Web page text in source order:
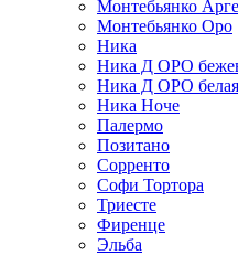
Монтебьянко
Монтебьянко Оро
Ника
Ника Д ОРО
Ника Д ОРО белая
Ника Ноче
Палермо
Позитано
Сорренто
Софи Тортора
Триесте
Фиренце
Эльба